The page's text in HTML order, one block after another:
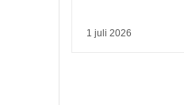
1 juli 2026